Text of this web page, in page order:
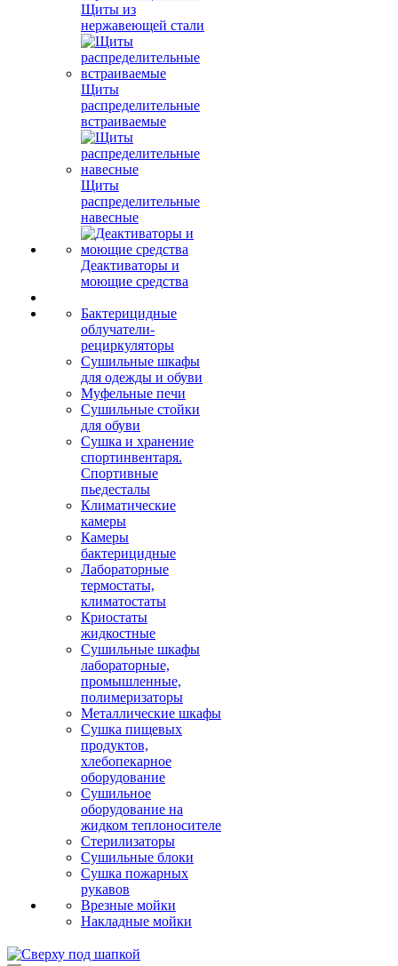
Щиты из
нержавеющей стали
Щиты
распределительные
встраиваемые
Щиты
распределительные
навесные
Деактиваторы и
моющие средства
Бактерицидные
облучатели-
рециркуляторы
Сушильные шкафы
для одежды и обуви
Муфельные печи
Сушильные стойки
для обуви
Сушка и хранение
спортинвентаря.
Спортивные
пьедесталы
Климатические
камеры
Камеры
бактерицидные
Лабораторные
термостаты,
климатостаты
Криостаты
жидкостные
Сушильные шкафы
лабораторные,
промышленные,
полимеризаторы
Металлические шкафы
Сушка пищевых
продуктов,
хлебопекарное
оборудование
Сушильное
оборудование на
жидком теплоносителе
Стерилизаторы
Сушильные блоки
Сушка пожарных
рукавов
Врезные мойки
Накладные мойки